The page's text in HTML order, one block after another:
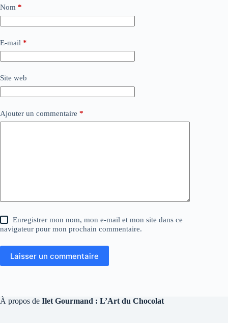
Nom *
E-mail *
Site web
Ajouter un commentaire *
Enregistrer mon nom, mon e-mail et mon site dans ce
navigateur pour mon prochain commentaire.
Laisser un commentaire
À propos de Ilet Gourmand : L’Art du Chocolat